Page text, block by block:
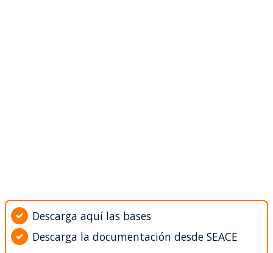
Descarga aquí las bases
Descarga la documentación desde SEACE